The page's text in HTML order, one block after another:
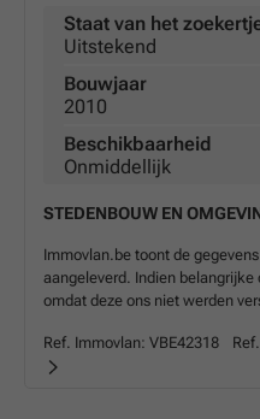
Staat van het
Uitstekend
Bouwjaar
2010
Beschikbaarheid
Onmiddellijk
STEDENBOUW EN
Immovlan.be toont de
aangeleverd. Indien
omdat deze ons niet werden
Ref. Immovlan: VBE42318